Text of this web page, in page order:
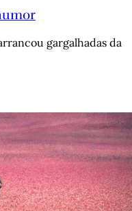
gargalhadas da